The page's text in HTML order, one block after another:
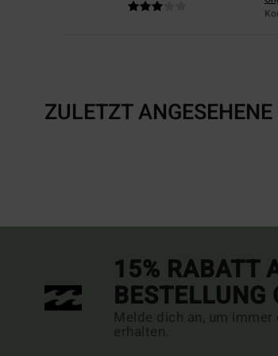
ZULETZT
15% RABATT
Melde dich an, um
erhalten.